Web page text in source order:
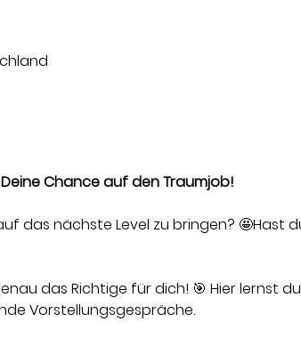
Chance auf den Traumjob!
das nächste Level zu bringen? 🤩Hast
das Richtige für dich! 🎯 Hier lernst
Vorstellungsgespräche.